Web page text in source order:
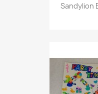
Sandylion